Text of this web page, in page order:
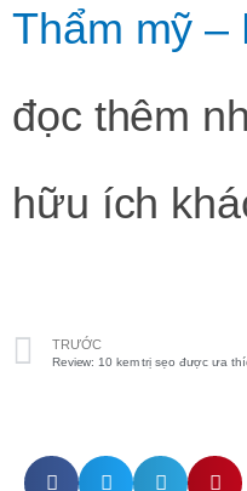
Thẩm mỹ –
đọc thêm
hữu ích
Prev
TRƯỚC